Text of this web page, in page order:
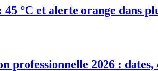
°C et alerte orange dans
professionnelle 2026 :